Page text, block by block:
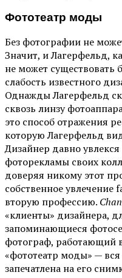
Фототеатр моды
Без фотографии не
Значит, и Лагерфельд,
не может существовать
слабость известного
Однажды Лагерфельд
сквозь линзу
это способ отражения
которую Лагерфельд
Дизайнер давно
фоторекламы своих
доверяя никому этот
собственное
вторую профессию.
«клиенты» дизайнера,
запоминающиеся
фотограф, работающий
«фототеатр моды» —
запечатлена на его